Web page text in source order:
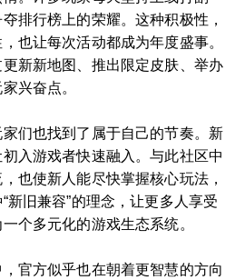
排行榜上的荣耀。这种积极性，
也让每次活动都成为年度盛事。
新新地图、推出限定皮肤、举办
兴奋点。
们也找到了属于自己的节奏。新
入游戏者快速融入。与此社区中
也使新人能尽快掌握核心玩法，
新旧兼容”的理念，让更多人享受
个多元化的游戏生态系统。
官方似乎也在朝着更智慧的方向